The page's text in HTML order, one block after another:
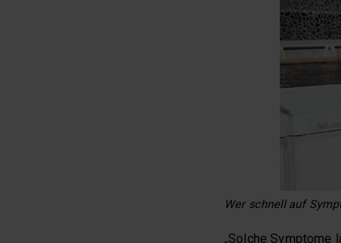
Wer schnell auf
„Solche